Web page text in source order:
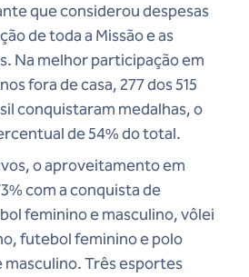
que considerou despesas
de toda a Missão e as
Na melhor participação em
fora de casa, 277 dos 515
conquistaram medalhas, o
de 54% do total.
o aproveitamento em
com a conquista de
feminino e masculino, vôlei
futebol feminino e polo
Três esportes